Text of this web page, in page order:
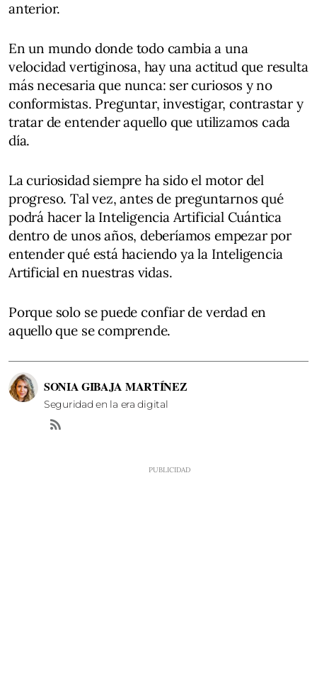
anterior.
En un mundo donde todo cambia a una
velocidad vertiginosa, hay una actitud que resulta
más necesaria que nunca: ser curiosos y no
conformistas. Preguntar, investigar, contrastar y
tratar de entender aquello que utilizamos cada
día.
La curiosidad siempre ha sido el motor del
progreso. Tal vez, antes de preguntarnos qué
podrá hacer la Inteligencia Artificial Cuántica
dentro de unos años, deberíamos empezar por
entender qué está haciendo ya la Inteligencia
Artificial en nuestras vidas.
Porque solo se puede confiar de verdad en
aquello que se comprende.
SONIA GIBAJA MARTÍNEZ
Seguridad en la era digital